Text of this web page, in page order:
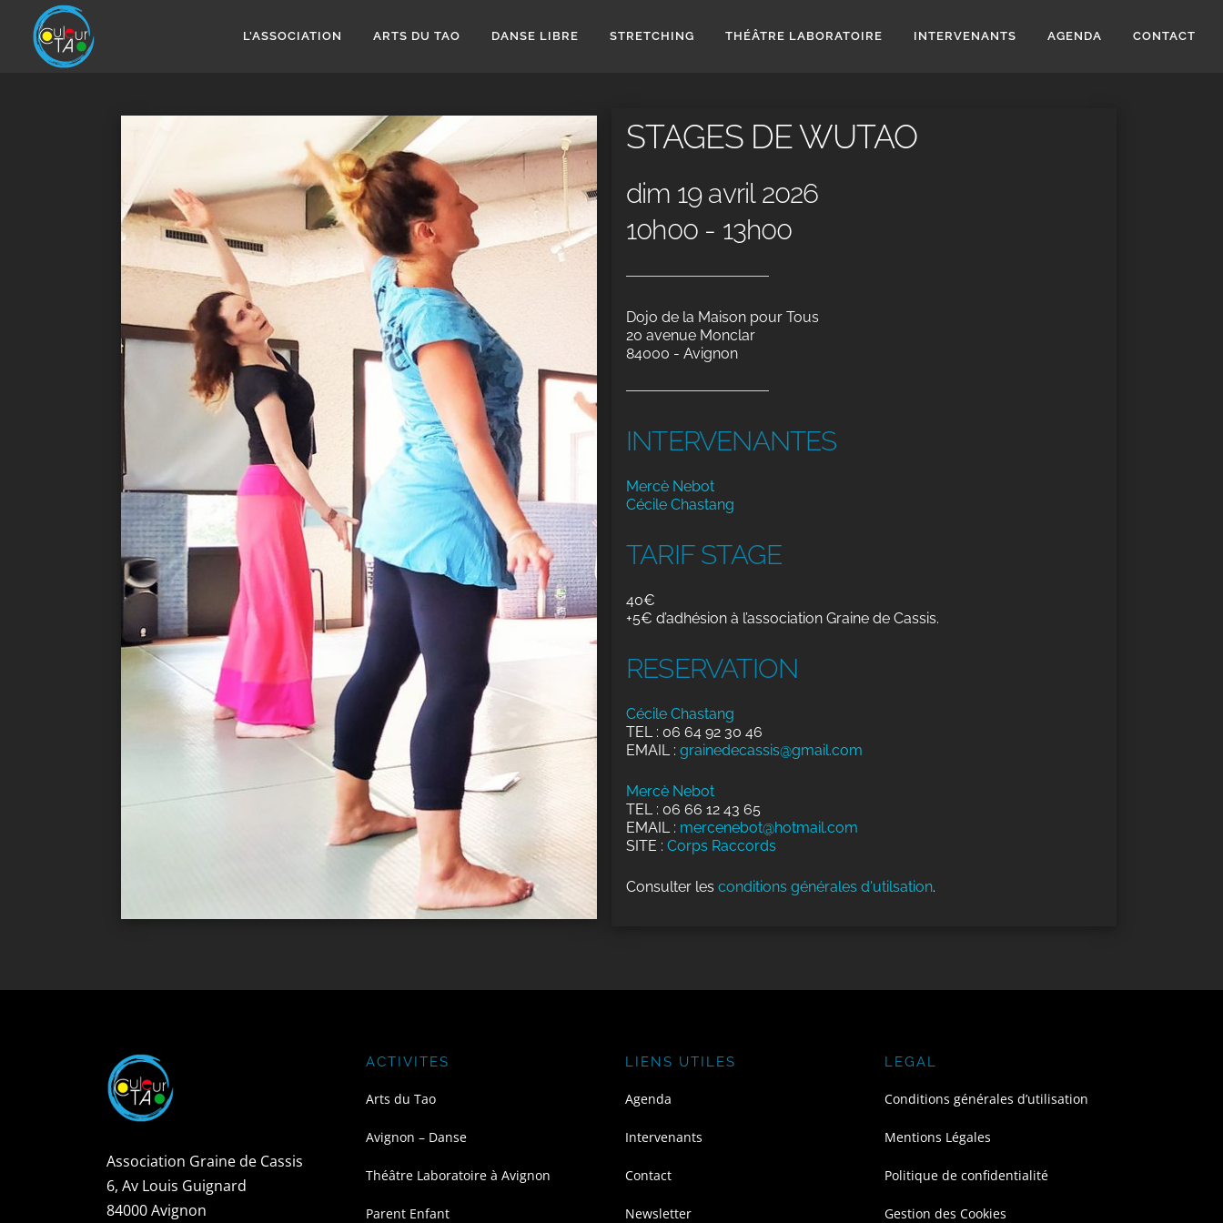
contenu
L’ASSOCIATION ARTS DU TAO DANSE LIBRE STRETCHING THÉÂTRE LABORATOIRE INTERVENANTS AGENDA CONTACT
STAGES DE WUTAO
dim 19 avril 2026
10h00 - 13h00
Dojo de la Maison pour Tous
20 avenue Monclar
84000 - Avignon
INTERVENANTES
Mercè Nebot
Cécile Chastang
TARIF STAGE
40€
+5€ d’adhésion à l’association Graine de Cassis.
RESERVATION
Cécile Chastang
TEL : 06 64 92 30 46
EMAIL : grainedecassis@gmail.com
Mercè Nebot
TEL : 06 66 12 43 65
EMAIL : mercenebot@hotmail.com
SITE : Corps Raccords
Consulter les conditions générales d'utilsation.
Association Graine de Cassis
6, Av Louis Guignard
84000 Avignon
ACTIVITES
Arts du Tao
Avignon – Danse
Théâtre Laboratoire à Avignon
Parent Enfant
LIENS UTILES
Agenda
Intervenants
Contact
Newsletter
LEGAL
Conditions générales d’utilisation
Mentions Légales
Politique de confidentialité
Gestion des Cookies